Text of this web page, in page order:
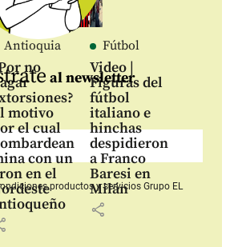
Antioquia
no
motivo
el cual
con un
en el
Fútbol
Video |
Figuras del
fútbol
italiano e
hinchas
despidieron
a Franco
Baresi en
Milán
share
al newsletter
productos y serviciosGrupo EL